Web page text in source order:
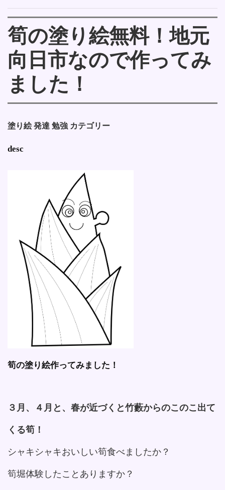
筍の塗り絵無料！地元
向日市なので作ってみ
ました！
塗り絵 発達 勉強 カテゴリー
desc
筍の塗り絵作ってみました！
３月、４月と、春が近づくと竹藪からのこのこ出て
くる筍！
シャキシャキおいしい筍食べましたか？
筍堀体験したことありますか？